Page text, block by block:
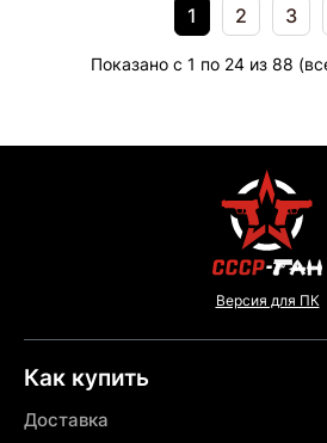
1 2 3
Показано с 1 по 24 из 88
Версия для ПК
Как купить
Доставка